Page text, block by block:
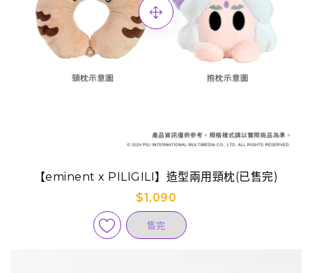
【eminent x PILIGILI】造型兩用頸枕(已售完)
$1,090
售完